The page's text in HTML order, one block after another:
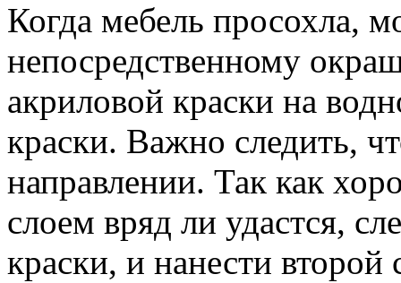
Когда мебель просохла,
непосредственному
акриловой краски на
краски. Важно следить,
направлении. Так как
слоем вряд ли удастся,
краски, и нанести второй